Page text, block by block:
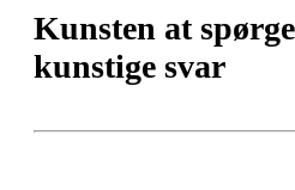
Kunsten at
kunstige svar